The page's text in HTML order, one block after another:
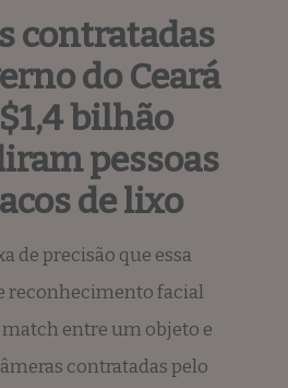
contratadas
do Ceará
bilhão
pessoas
de lixo
de precisão que essa
reconhecimento facial
entre um objeto e
contratadas pelo